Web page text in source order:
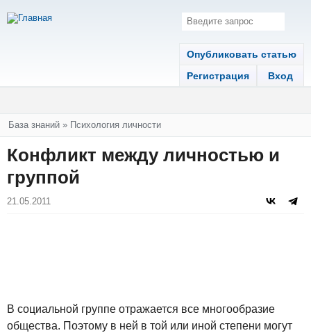
Опубликовать статью
Регистрация
Вход
Вы здесь
База знаний » Психология личности
Конфликт между личностью и
группой
21.05.2011
В социальной группе отражается все многообразие
общества. Поэтому в ней в той или иной степени могут